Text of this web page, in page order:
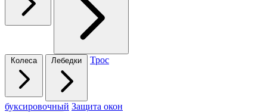
Колеса Лебедки Трос
буксировочный Защита окон